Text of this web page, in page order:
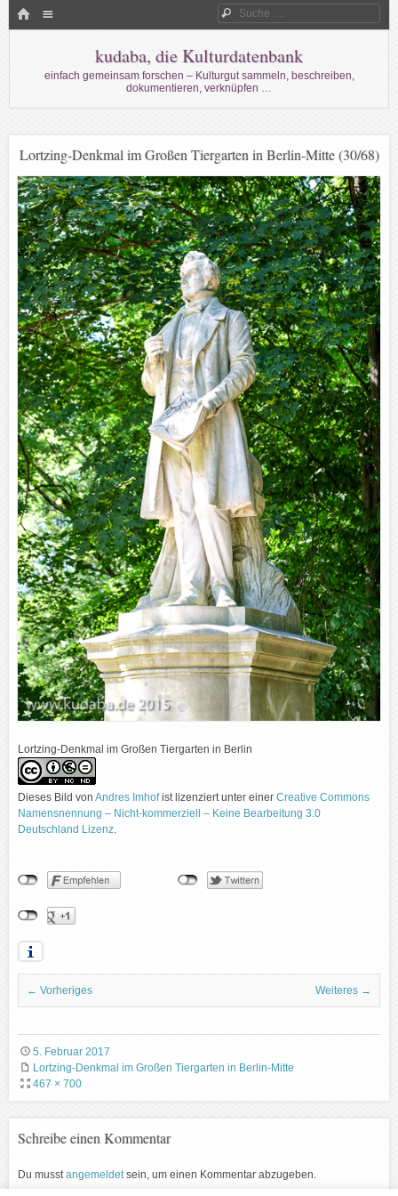
HOME Suche
kudaba, die Kulturdatenbank
einfach gemeinsam forschen – Kulturgut sammeln, beschreiben,
dokumentieren, verknüpfen …
Lortzing-Denkmal im Großen Tiergarten in Berlin-Mitte (30/68)
Lortzing-Denkmal im Großen Tiergarten in Berlin
Dieses Bild von Andres Imhofist lizenziert unter einer Creative Commons
Namensnennung – Nicht-kommerziell – Keine Bearbeitung 3.0
Deutschland Lizenz
← Vorheriges Weiteres →
5. Februar 2017
Lortzing-Denkmal im Großen Tiergarten in Berlin-Mitte
467 × 700
Schreibe einen Kommentar
Du musst angemeldet sein, um einen Kommentar abzugeben.